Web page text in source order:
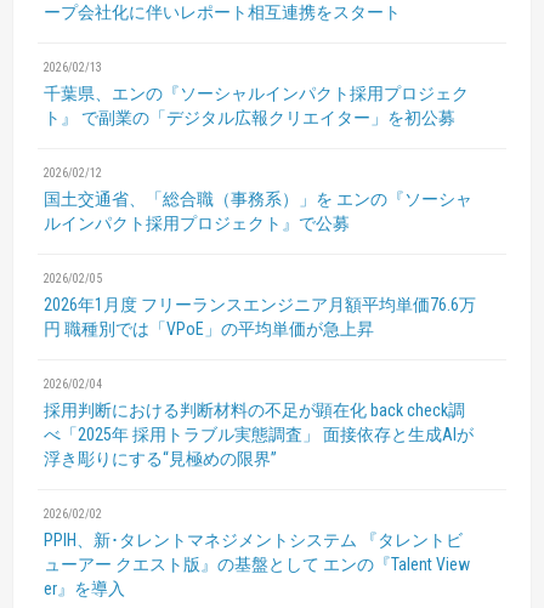
ープ会社化に伴いレポート相互連携をスタート
2026/02/13
千葉県、エンの『ソーシャルインパクト採用プロジェク
ト』
で副業の「デジタル広報クリエイター」を初公募
2026/02/12
国土交通省、「総合職（事務系）」を エンの『ソーシャ
ルインパクト採用プロジェクト』で公募
2026/02/05
2026年1月度 フリーランスエンジニア月額平均単価76.6万
円 職種別では「VPoE」の平均単価が急上昇
2026/02/04
採用判断における判断材料の不足が顕在化 back check調
べ「2025年 採用トラブル実態調査」
面接依存と生成AIが
浮き彫りにする“見極めの限界”
2026/02/02
PPIH、新･タレントマネジメントシステム 『タレントビ
ューアー クエスト版』の基盤として エンの『Talent View
er』を導入